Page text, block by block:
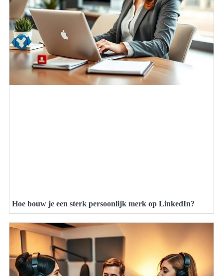
Hoe bouw je een sterk persoonlijk merk op LinkedIn?